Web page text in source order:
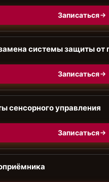
Записаться
системы защиты от
Записаться
сенсорного управления
Записаться